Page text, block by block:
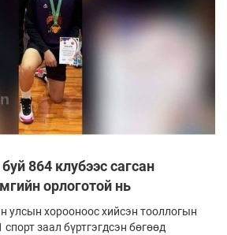
864 клубээс сагсан
орлоготой нь
улсын хорооноос хийсэн тооллогын
заал бүртгэгдсэн бөгөөд